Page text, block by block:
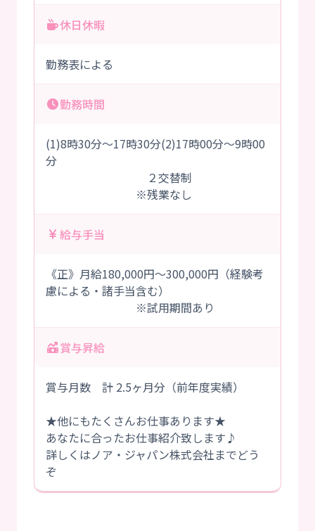
休日休暇
勤務表による
勤務時間
(1)8時30分～17時30分(2)17時00分～9時00
分
２交替制
※残業なし
給与手当
《正》月給180,000円～300,000円（経験考
慮による・諸手当含む）
※試用期間あり
賞与昇給
賞与月数 計 2.5ヶ月分（前年度実績）
★他にもたくさんお仕事あります★
あなたに合ったお仕事紹介致します♪
詳しくはノア・ジャパン株式会社までどう
ぞ